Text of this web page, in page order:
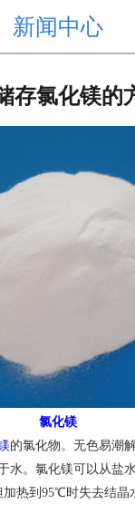
行
联
新闻中心
存氯化镁的
氯化镁
的氯化物。无色易潮
水。氯化镁可以从盐
加热到95℃时失去结晶